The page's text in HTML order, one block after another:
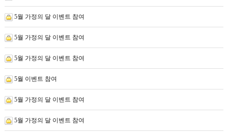
5월 가정의 달 이벤트 참여
5월 가정의 달 이벤트 참여
5월 가정의 달 이벤트 참여
5월 이벤트 참여
5월 가정의 달 이벤트 참여
5월 가정의 달 이벤트 참여